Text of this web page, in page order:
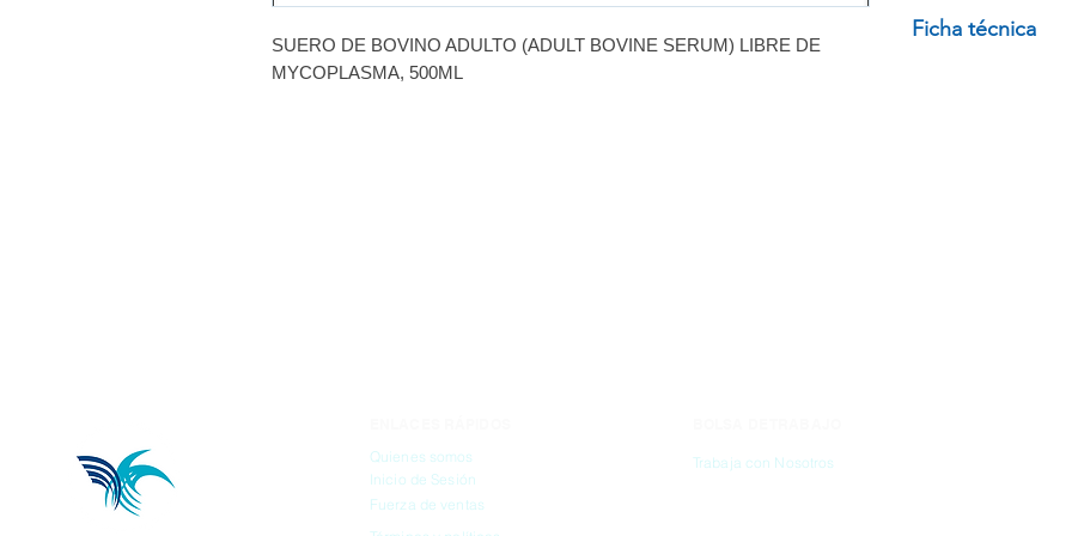
SUERO DE BOVINO ADULTO (ADULT BOVINE SERUM) LIBRE DE
MYCOPLASMA, 500ML
SUERO DE
Ficha técnica
Quienes somos
Inicio de Sesión
Fuerza de ventas
Trabaja con Nosotros